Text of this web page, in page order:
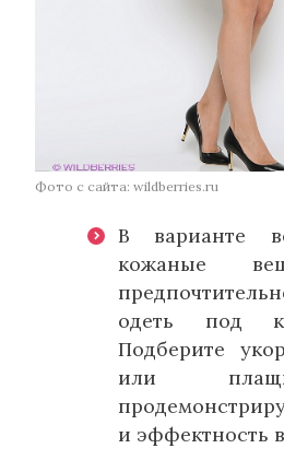
Фото с сайта: wildberries.ru
В варианте
кожаные
одеть под
Подберите
или
и эффектность